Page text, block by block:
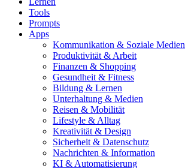
Tools
Prompts
Apps
Kommunikation & Soziale Medien
Produktivität & Arbeit
Finanzen & Shopping
Gesundheit & Fitness
Bildung & Lernen
Unterhaltung & Medien
Reisen & Mobilität
Lifestyle & Alltag
Kreativität & Design
Sicherheit & Datenschutz
Nachrichten & Information
KI & Automatisierung